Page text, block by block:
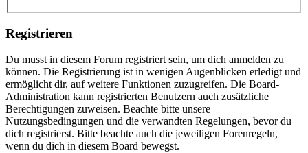
Registrieren
Du musst in diesem Forum registriert sein, um dich anmelden zu
können. Die Registrierung ist in wenigen Augenblicken erledigt und
ermöglicht dir, auf weitere Funktionen zuzugreifen. Die Board-
Administration kann registrierten Benutzern auch zusätzliche
Berechtigungen zuweisen. Beachte bitte unsere
Nutzungsbedingungen und die verwandten Regelungen, bevor du
dich registrierst. Bitte beachte auch die jeweiligen Forenregeln,
wenn du dich in diesem Board bewegst.